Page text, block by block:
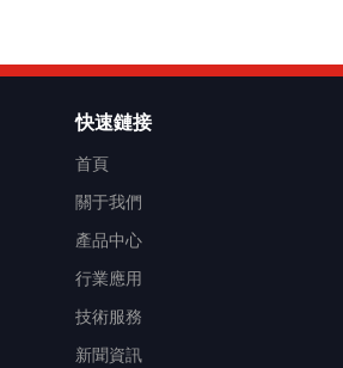
快速鏈接
首頁
關于我們
產品中心
行業應用
技術服務
新聞資訊